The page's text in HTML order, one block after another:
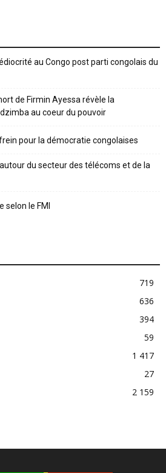
au Congo post parti congolais du
de Firmin Ayessa révèle la
au coeur du pouvoir
pour la démocratie congolaises
du secteur des télécoms et de la
selon le FMI
719
636
394
59
1 417
27
2 159